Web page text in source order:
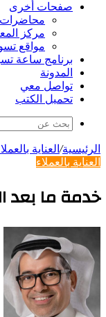
صفحات أخرى
محاضرات
مركز
مواقع
برنامج ساعة
المدونة
تواصل معي
تحميل الكتب
الرئيسية/ العناية
العناية بالعملاء
خدمة ما بعد